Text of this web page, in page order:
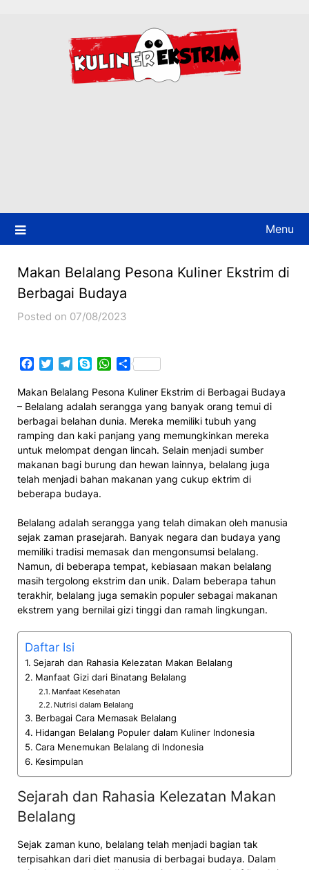
Menu
Makan Belalang Pesona Kuliner Ekstrim di
Berbagai Budaya
Posted on 07/08/2023
Facebook
TwitterTelegram
SkypeWhatsApp
Share
Makan Belalang Pesona Kuliner Ekstrim di Berbagai Budaya
– Belalang adalah serangga yang banyak orang temui di
berbagai belahan dunia. Mereka memiliki tubuh yang
ramping dan kaki panjang yang memungkinkan mereka
untuk melompat dengan lincah. Selain menjadi sumber
makanan bagi burung dan hewan lainnya, belalang juga
telah menjadi bahan makanan yang cukup ektrim di
beberapa budaya.
Belalang adalah serangga yang telah dimakan oleh manusia
sejak zaman prasejarah. Banyak negara dan budaya yang
memiliki tradisi memasak dan mengonsumsi belalang.
Namun, di beberapa tempat, kebiasaan makan belalang
masih tergolong ekstrim dan unik. Dalam beberapa tahun
terakhir, belalang juga semakin populer sebagai makanan
ekstrem yang bernilai gizi tinggi dan ramah lingkungan.
Daftar Isi
Sejarah dan Rahasia Kelezatan Makan Belalang
Manfaat Gizi dari Binatang Belalang
Manfaat Kesehatan
Nutrisi dalam Belalang
Berbagai Cara Memasak Belalang
Hidangan Belalang Populer dalam Kuliner Indonesia
Cara Menemukan Belalang di Indonesia
Kesimpulan
Sejarah dan Rahasia Kelezatan Makan
Belalang
Sejak zaman kuno, belalang telah menjadi bagian tak
terpisahkan dari diet manusia di berbagai budaya. Dalam